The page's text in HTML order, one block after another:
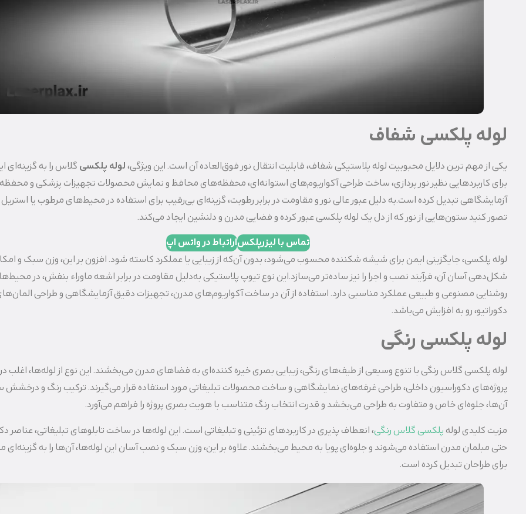
لوله پلکسی شفاف
یکی از مهم‌ ترین دلایل محبوبیت لوله پلاستیکی شفاف، قابلیت انتقال نور فوق‌العاده آن است. این ویژگی،لوله پلکسی گلاس را به گزینه‌ای
برای کاربردهایی نظیر نور پردازی، ساخت طراحی آکواریوم‌های استوانه‌ای، محفظه‌های محافظ و نمایش محصولات تجهیزات پزشکی و
آزمایشگاهی تبدیل کرده است.به دلیل عبور عالی نور و مقاومت در برابر رطوبت، گزینه‌ای بی‌رقیب برای استفاده در محیط‌های مرطوب یا
تصور کنید ستون‌هایی از نور که از دل یک لوله پلکسی عبور کرده و فضایی مدرن و دلنشین ایجاد می‌کند.
تماس با لیزرپلکساراتباط در واتس اپ
لوله پلکسی، جایگزینی ایمن برای شیشه شکننده محسوب می‌شود، بدون آن‌که از زیبایی یا عملکرد کاسته شود. افزون بر این، وزن سبک و
شکل‌دهی آسان آن، فرآیند نصب و اجرا را نیز ساده‌تر می‌سازد.این نوع تیوپ پلاستیکی به‌دلیل مقاومت در برابر اشعه ماوراء بنفش، در
روشنایی مصنوعی و طبیعی عملکرد مناسبی دارد. استفاده از آن در ساخت آکواریوم‌های مدرن، تجهیزات دقیق آزمایشگاهی و طراحی
دکوراتیو، رو به افزایش می‌باشد.
لوله پلکسی رنگی
لوله‌ پلکسی گلاس رنگی با تنوع وسیعی از طیف‌های رنگی، زیبایی بصری خیره‌ کننده‌ای به فضاهای مدرن می‌بخشند. این نوع از لوله‌ها، اغلب
پروژه‌های دکوراسیون داخلی، طراحی غرفه‌های نمایشگاهی و ساخت محصولات تبلیغاتی مورد استفاده قرار می‌گیرند. ترکیب رنگ و
آن‌ها، جلوه‌ای خاص و متفاوت به طراحی می‌بخشد و قدرت انتخاب رنگ متناسب با هویت بصری پروژه را فراهم می‌آورد.
مزیت کلیدی لوله پلکسی گلاس رنگی، انعطاف‌ پذیری در کاربردهای تزئینی و تبلیغاتی است. این لوله‌ها در ساخت تابلوهای تبلیغاتی، عناصر
حتی مبلمان مدرن استفاده می‌شوند و جلوه‌ای پویا به محیط می‌بخشند. علاوه بر این، وزن سبک و نصب آسان این لوله‌ها، آن‌ها را به گزینه‌ای
برای طراحان تبدیل کرده است.